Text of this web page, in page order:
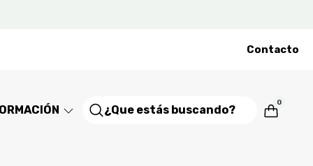
Contacto
0